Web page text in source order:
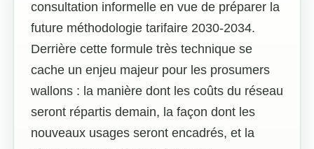
consultation informelle en vue de préparer la
future méthodologie tarifaire 2030-2034.
Derrière cette formule très technique se
cache un enjeu majeur pour les prosumers
wallons : la manière dont les coûts du réseau
seront répartis demain, la façon dont les
nouveaux usages seront encadrés, et la